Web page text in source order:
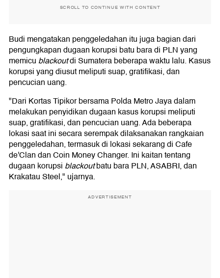
SCROLL TO CONTINUE WITH CONTENT
Budi mengatakan penggeledahan itu juga bagian dari
pengungkapan dugaan korupsi batu bara di PLN yang
memicu blackoutdi Sumatera beberapa waktu lalu. Kasus
korupsi yang diusut meliputi suap, gratifikasi, dan
pencucian uang.
"Dari Kortas Tipikor bersama Polda Metro Jaya dalam
melakukan penyidikan dugaan kasus korupsi meliputi
suap, gratifikasi, dan pencucian uang. Ada beberapa
lokasi saat ini secara serempak dilaksanakan rangkaian
penggeledahan, termasuk di lokasi sekarang di Cafe
de'Clan dan Coin Money Changer. Ini kaitan tentang
dugaan korupsi blackoutbatu bara PLN, ASABRI, dan
Krakatau Steel," ujarnya.
ADVERTISEMENT